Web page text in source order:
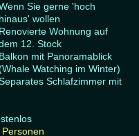
Sie gerne 'hoch
hinaus' wollen
Renovierte Wohnung auf
12. Stock
Balkon mit Panoramablick
Watching im Winter)
Schlafzimmer mit